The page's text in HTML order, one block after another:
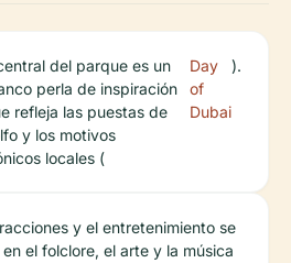
del parque es un
perla de inspiración
refleja las puestas de
y los motivos
locales (
Day
of
Dubai
).
y el entretenimiento se
en el folclore, el arte y la música